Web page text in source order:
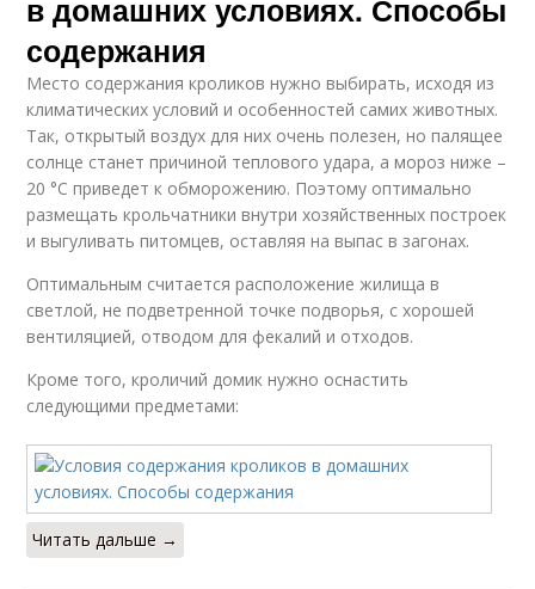
в домашних условиях. Способы
содержания
Место содержания кроликов нужно выбирать, исходя из
климатических условий и особенностей самих животных.
Так, открытый воздух для них очень полезен, но палящее
солнце станет причиной теплового удара, а мороз ниже –
20 °C приведет к обморожению. Поэтому оптимально
размещать крольчатники внутри хозяйственных построек
и выгуливать питомцев, оставляя на выпас в загонах.
Оптимальным считается расположение жилища в
светлой, не подветренной точке подворья, с хорошей
вентиляцией, отводом для фекалий и отходов.
Кроме того, кроличий домик нужно оснастить
следующими предметами:
Читать дальше →